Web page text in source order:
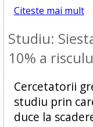
Citeste mai mult
Studiu:
10% a
Cercetatorii
studiu prin
duce la